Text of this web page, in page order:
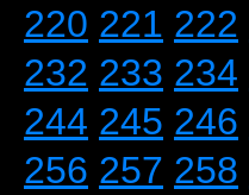
220 221 222
232 233 234
244 245 246
256 257 258